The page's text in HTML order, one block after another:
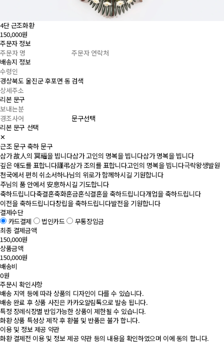
4단 근조화환
150,000원
주문자 정보
배송지 정보
검색
리본 문구
문구선택
리본 문구 선택
✕
근조 문구 축하 문구
삼가 故人의 冥福을 빕니다삼가 고인의 명복을 빕니다삼가 명복을 빕니다
깊은 애도를 표합니다謹弔삼가 조의를 표합니다고인의 명복을 빕니다극락왕생발원
천국에서 편히 쉬소서하나님의 위로가 함께하시길 기원합니다
주님의 품 안에서 安息하시길 기도합니다
축하드립니다축결혼축화혼금혼식결혼을 축하드립니다개업을 축하드립니다
이전을 축하드립니다창립을 축하드립니다발전을 기원합니다
결제수단
카드결제
법인카드
무통장입금
최종 결제금액
150,000원
상품금액
150,000원
배송비
0원
주문시 확인사항
배송 지역 등에 따라 상품의 디자인이 다를 수 있습니다.
배송 완료 후 상품 사진은 카카오알림톡으로 발송 됩니다.
특정 장례식장별 반입가능한 상품이 제한될 수 있습니다.
화환 상품 특성상 제작 후 환불 및 반품은 불가 합니다.
이용 및 정보 제공 약관
화환 결제전 이용 및 정보 제공 약관 등의 내용을 확인하였으며 이에 동의 합니다.